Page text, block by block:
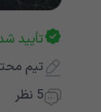
تأیید
تیم
5 نظر